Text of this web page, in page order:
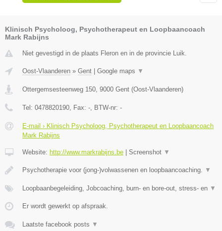
Klinisch Psycholoog, Psychotherapeut en Loopbaancoach
Mark Rabijns
Niet gevestigd in de plaats Fleron en in de provincie Luik.
Oost-Vlaanderen » Gent Google maps ▼
Ottergemsesteenweg 150 9000 Gent (Oost-Vlaanderen)
Tel: 0478820190 , Fax: - , BTW-nr: -
E-mail › Klinisch Psycholoog, Psychotherapeut en Loopbaancoach
Mark Rabijns
Website: http://www.markrabijns.be Screenshot ▼
Psychotherapie voor (jong-)volwassenen en loopbaancoaching. ▼
Loopbaanbegeleiding, Jobcoaching, burn- en bore-out, stress- en ▼
Er wordt gewerkt op afspraak.
Laatste facebook posts ▼